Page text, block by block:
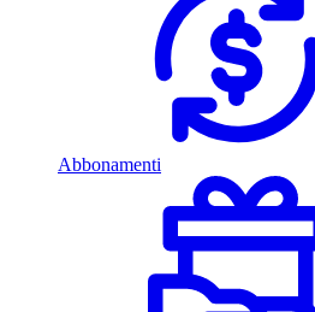
Abbonamenti